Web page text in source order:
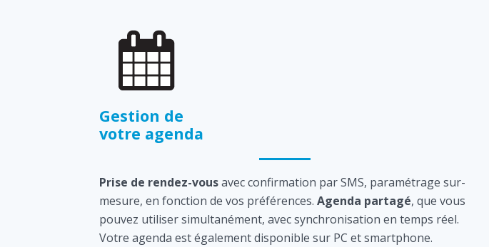
Gestion de
votre agenda
Prise de rendez-vousavec confirmation par SMS, paramétrage sur-
mesure, en fonction de vos préférences. Agenda partagé, que vous
pouvez utiliser simultanément, avec synchronisation en temps réel.
Votre agenda est également disponible sur PC et smartphone.